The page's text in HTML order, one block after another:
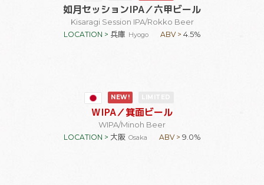
如月セッションIPA／六甲ビール
Kisaragi Session IPA/Rokko Beer
LOCATION > 兵庫 Hyogo ABV > 4.5%
NEW!
WIPA／箕面ビール
WIPA/Minoh Beer
LOCATION > 大阪 Osaka ABV > 9.0%